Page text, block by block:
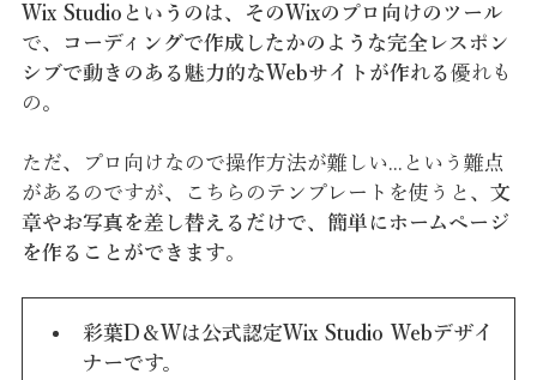
Wix Studioというのは、そのWixのプロ向けのツール
で、
コーディングで作成したかのような完全レスポン
シブで動きのある魅力的なWebサイトが作れる優れ も
の。
ただ、プロ向けなので操作方法が難しい...という難点
があるのですが、
こちらのテンプレートを使うと、 文
章やお写真を差し替えるだけで、簡単にホームページ
を作ることができます。
彩葉D＆Wは公式認定Wix Studio Webデザイ
ナーです。